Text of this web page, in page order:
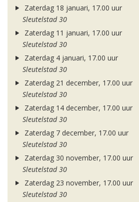
Zaterdag 18 januari, 17.00 uur
Sleutelstad 30
Zaterdag 11 januari, 17.00 uur
Sleutelstad 30
Zaterdag 4 januari, 17.00 uur
Sleutelstad 30
Zaterdag 21 december, 17.00 uur
Sleutelstad 30
Zaterdag 14 december, 17.00 uur
Sleutelstad 30
Zaterdag 7 december, 17.00 uur
Sleutelstad 30
Zaterdag 30 november, 17.00 uur
Sleutelstad 30
Zaterdag 23 november, 17.00 uur
Sleutelstad 30